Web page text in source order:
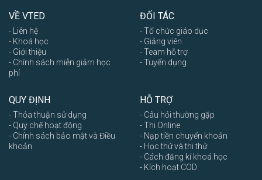
VỀ VTED
- Liên hệ
- Khoá học
- Giới thiệu
- Chính sách miễn giảm học
phí
ĐỐI TÁC
- Tổ chức giáo dục
- Giảng viên
- Team hỗ trợ
- Tuyển dụng
QUY ĐỊNH
- Thỏa thuận sử dụng
- Quy chế hoạt động
- Chính sách bảo mật và Điều
khoản
HỖ TRỢ
- Câu hỏi thường gặp
- Thi Online
- Nạp tiền chuyển khoản
- Học thử và thi thử
- Cách đăng kí khoá học
- Kích hoạt COD